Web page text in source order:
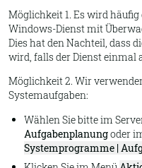
Möglichkeit 1. Es wird
Windows-Dienst mit
Dies hat den Nachteil, dass
wird, falls der Dienst einmal
Möglichkeit 2. Wir
Systemaufgaben:
Wählen Sie bitte im
Aufgabenplanungoder
Systemprogramme |